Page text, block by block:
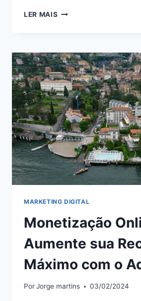
LER MAIS VIVER
2024:
DESCUBRA
COMO
ALCANÇAR
A
INDEPENDÊNCIA
FINANCEIRA
ONLINE
MARKETING DIGITAL
Monetização
Aumente sua
Máximo com o
PorJorge martins 03/02/2024